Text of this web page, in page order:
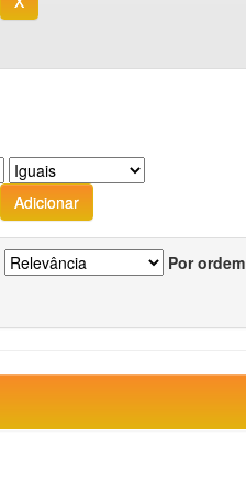
Por ordem